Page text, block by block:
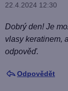
22.4.2024 12:30
Dobrý den! Je
vlasy keratinem,
odpověď.
Odpovědět